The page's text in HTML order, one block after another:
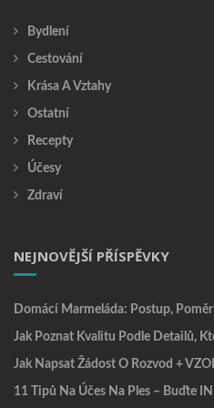
Bydlení
Cestování
Krása A Vztahy
Ostatní
Recepty
Účesy
Zdraví
NEJNOVĚJŠÍ PŘÍSPĚVKY
Domácí Marmeláda: Postup,
Jak Poznat Kvalitu Podle Detailů,
Jak Napsat Žádost O Rozvod +
11 Tipů Na Účes Na Ples – Buďte